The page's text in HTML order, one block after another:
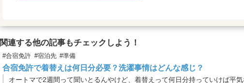
関連する他の記事もチェックしよう！
#合宿免許 #宿泊先 #準備
合宿免許で着替えは何日分必要？洗濯事情はどんな感じ？